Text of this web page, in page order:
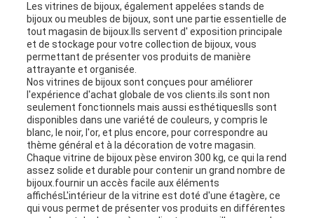
Les vitrines de bijoux, également appelées stands de
bijoux ou meubles de bijoux, sont une partie essentielle de
tout magasin de bijoux.Ils servent d' exposition principale
et de stockage pour votre collection de bijoux, vous
permettant de présenter vos produits de manière
attrayante et organisée.
Nos vitrines de bijoux sont conçues pour améliorer
l'expérience d'achat globale de vos clients.ils sont non
seulement fonctionnels mais aussi esthétiquesIls sont
disponibles dans une variété de couleurs, y compris le
blanc, le noir, l'or, et plus encore, pour correspondre au
thème général et à la décoration de votre magasin.
Chaque vitrine de bijoux pèse environ 300 kg, ce qui la rend
assez solide et durable pour contenir un grand nombre de
bijoux.fournir un accès facile aux éléments
affichésL'intérieur de la vitrine est doté d'une étagère, ce
qui vous permet de présenter vos produits en différentes